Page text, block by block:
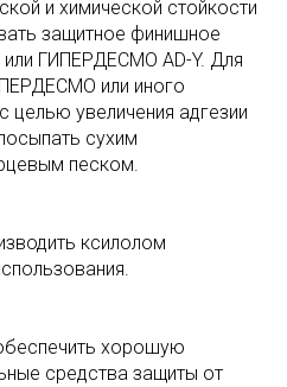
и химической стойкости
защитное финишное
ГИПЕРДЕСМО AD-Y. Для
или иного
увеличения адгезии
сухим
песком.
ксилолом
хорошую
средства защиты от